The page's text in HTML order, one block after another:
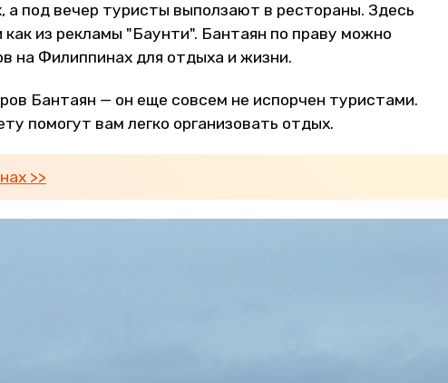
а под вечер туристы выползают в рестораны. Здесь
как из рекламы "Баунти". Бантаян по праву можно
на Филиппинах для отдыха и жизни.
Бантаян — он еще совсем не испорчен туристами.
помогут вам легко организовать отдых.
>>